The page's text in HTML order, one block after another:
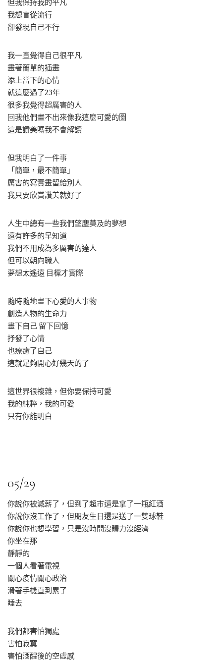
但我保持我的平凡
我想盲從流行
卻發現自己不行
我一直覺得自己很平凡
畫著簡單的插畫
添上當下的心情
就這麼過了23年
很多我覺得超厲害的人
回我他們畫不出來像我這麼可愛的圖
這是讚美嗎我不會解讀
但我明白了一件事
「簡單，最不簡單」
厲害的寫實畫留給別人
我只要欣賞讚美就好了
人生中總有一些我們望塵莫及的夢想
還有許多的早知道
我們不用成為多厲害的達人
但可以朝向職人
夢想太遙遠 目標才實際
隨時隨地畫下心愛的人事物
創造人物的生命力
畫下自己 留下回憶
抒發了心情
也療癒了自己
這就足夠開心好幾天的了
這世界很複雜，但你要保持可愛
我的純粹，我的可愛
只有你能明白
05/29
你說你被減薪了，但到了超市還是拿了一瓶紅酒
你說你沒工作了，但朋友生日還是送了一雙球鞋
你說你也想學習，只是沒時間沒體力沒經濟
你坐在那
靜靜的
一個人看著電視
關心疫情關心政治
滑著手機直到累了
睡去
我們都害怕獨處
害怕寂寞
害怕酒醒後的空虛感